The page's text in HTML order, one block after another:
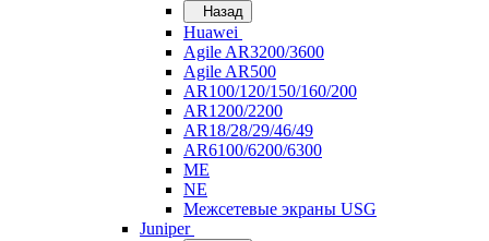
Назад
Huawei
Agile AR3200/3600
Agile AR500
AR100/120/150/160/200
AR1200/2200
AR18/28/29/46/49
AR6100/6200/6300
ME
NE
Межсетевые экраны USG
Juniper